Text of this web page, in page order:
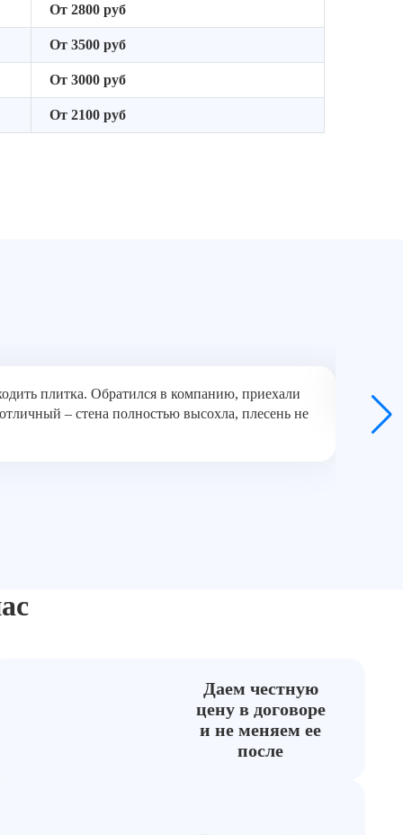
От 2800 руб
От 3500 руб
От 3000 руб
От 2100 руб
плитка. Обратился в компанию, приехали
– стена полностью высохла, плесень не
Даем честную
цену в договоре
и не меняем ее
после